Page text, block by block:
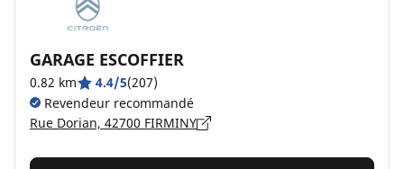
GARAGE ESCOFFIER
0.82 km 4.4/5(207)
Revendeur recommandé
Rue Dorian, 42700 FIRMINY